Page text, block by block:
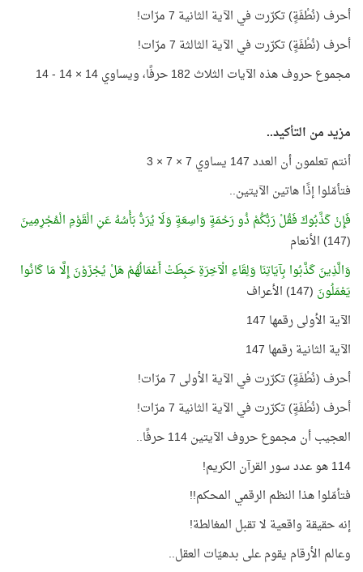
أحرف (نُطْفَةٍ) تكرّرت في الآية الثانية 7 مرّات!
أحرف (نُطْفَةٍ) تكرّرت في الآية الثالثة 7 مرّات!
مجموع حروف هذه الآيات الثلاث 182 حرفًا، ويساوي 14 × 14 - 14
مزيد من التأكيد..
أنتم تعلمون أن العدد 147 يساوي 7 × 7 × 3
فتأمّلوا إذًا هاتين الآيتين..
فَإِنْ كَذَّبُوكَ فَقُلْ رَبُّكُمْ ذُو رَحْمَةٍ وَاسِعَةٍ وَلَا يُرَدُّ بَأْسُهُ عَنِ الْقَوْمِ الْمُجْرِمِينَ
(147) الأنعام
وَالَّذِينَ كَذَّبُوا بِآيَاتِنَا وَلِقَاءِ الْآخِرَةِ حَبِطَتْ أَعْمَالُهُمْ هَلْ يُجْزَوْنَ إِلَّا مَا كَانُوا
يَعْمَلُونَ (147) الأعراف
الآية الأولى رقمها 147
الآية الثانية رقمها 147
أحرف (نُطْفَةٍ) تكرّرت في الآية الأولى 7 مرّات!
أحرف (نُطْفَةٍ) تكرّرت في الآية الثانية 7 مرّات!
العجيب أن مجموع حروف الآيتين 114 حرفًا..
114 هو عدد سور القرآن الكريم!
فتأمّلوا هذا النظم الرقمي المحكم!!
إنه حقيقة واقعية لا تقبل المغالطة!
وعالم الأرقام يقوم على بدهيّات العقل..